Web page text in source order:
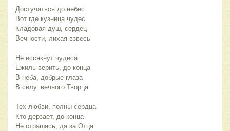
Достучаться до небес
Вот где кузница чудес
Кладовая душ, сердец
Вечности, лихая взвесь
Не иссякнут чудеса
Ежиль верить, до конца
В неба, добрые глаза
В силу, вечного Творца
Тех любви, полны сердца
Кто дерзает, до конца
Не страшась, да за Отца